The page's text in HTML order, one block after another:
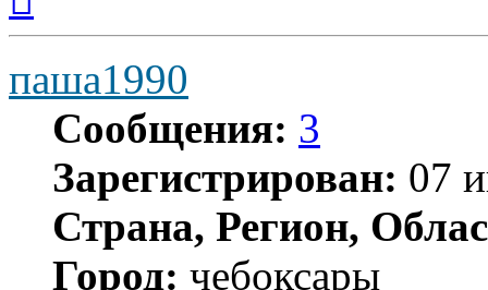
началу
паша1990
Сообщения: 3
Зарегистрирован: 07
Страна, Регион,
Город: чебоксары